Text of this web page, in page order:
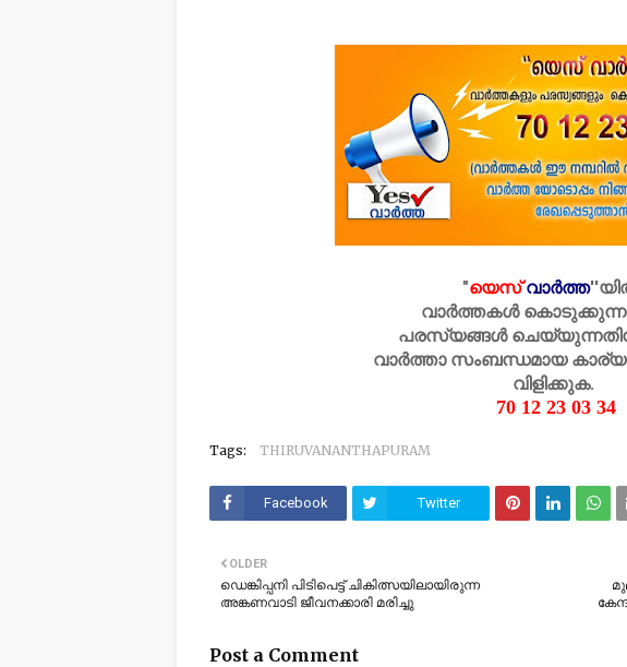
"യെസ് വാർത്ത''
വാർത്തകൾ
പരസ്യങ്ങൾ
വാർത്താ സംബന്ധമായ
വിളിക്കുക.
70 12 23 03 34
Tags: THIRUVANANTHAPURAM
Facebook Twitter
OLDER
ഡെങ്കിപ്പനി പിടിപെട്ട് ചികിത്സയിലായിരുന്ന
അങ്കണവാടി ജീവനക്കാരി മരിച്ചു
Post a Comment